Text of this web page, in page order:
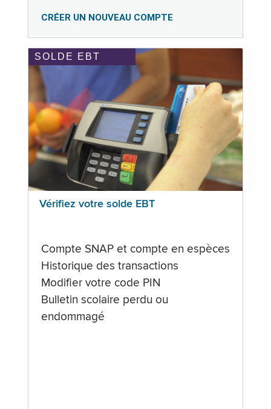
CRÉER UN NOUVEAU COMPTE
SOLDE EBT
Vérifiez votre solde EBT
Compte SNAP et compte en espèces
Historique des transactions
Modifier votre code PIN
Bulletin scolaire perdu ou
endommagé